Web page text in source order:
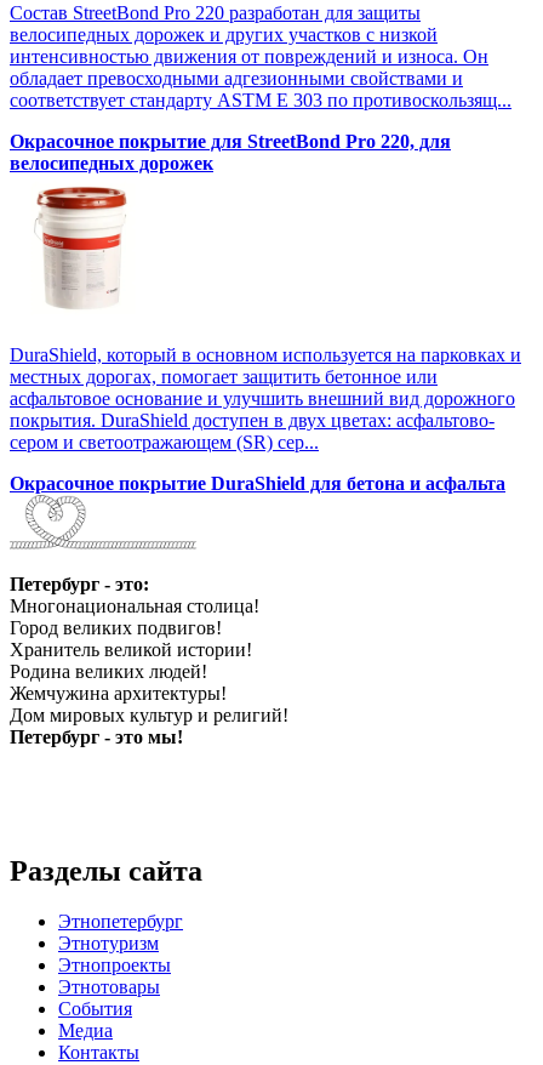
Состав StreetBond Pro 220 разработан для защиты
велосипедных дорожек и других участков с низкой
интенсивностью движения от повреждений и износа. Он
обладает превосходными адгезионными свойствами и
соответствует стандарту ASTM E 303 по противоскользящ...
Окрасочное покрытие для StreetBond Pro 220, для
велосипедных дорожек
DuraShield, который в основном используется на парковках и
местных дорогах, помогает защитить бетонное или
асфальтовое основание и улучшить внешний вид дорожного
покрытия. DuraShield доступен в двух цветах: асфальтово-
сером и светоотражающем (SR) сер...
Окрасочное покрытие DuraShield для бетона и асфальта
Петербург - это:
Многонациональная столица!
Город великих подвигов!
Хранитель великой истории!
Родина великих людей!
Жемчужина архитектуры!
Дом мировых культур и религий!
Петербург - это мы!
Разделы сайта
Этнопетербург
Этнотуризм
Этнопроекты
Этнотовары
События
Медиа
Контакты